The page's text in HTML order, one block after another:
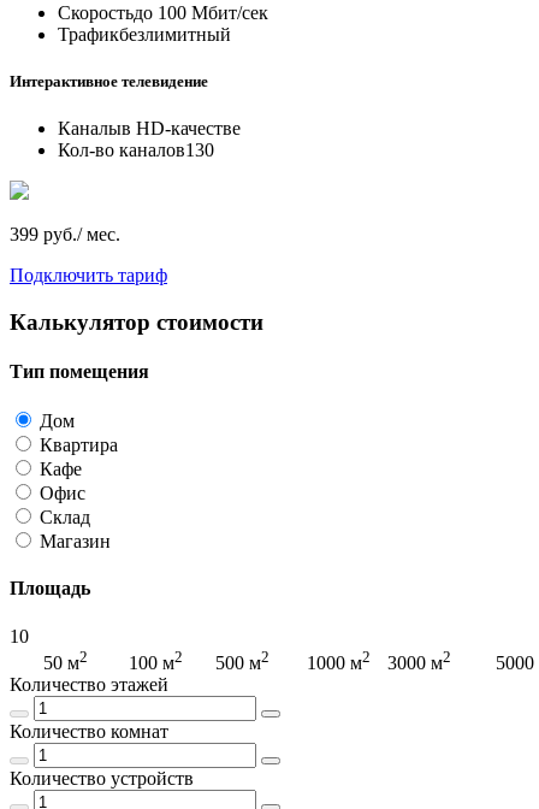
Скоростьдо 100 Мбит/сек
Трафикбезлимитный
Интерактивное телевидение
Каналыв HD-качестве
Кол-во каналов130
399 руб./ мес.
Подключить тариф
Калькулятор стоимости
Тип помещения
Дом
Квартира
Кафе
Офис
Склад
Магазин
Площадь
10
50 м2 100 м2 500 м2 1000 м2 3000 м2
Количество этажей
Количество комнат
Количество устройств